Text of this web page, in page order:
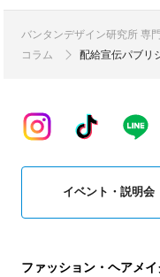
バンタンデザイン研究所 専
コラム
配給宣伝パブリ
ファッション・ヘアメ
イベント・説明会